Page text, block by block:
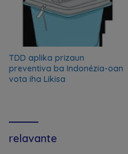
TDD aplika prizaun
preventiva ba Indonézia-oan
vota iha Likisa
relavante